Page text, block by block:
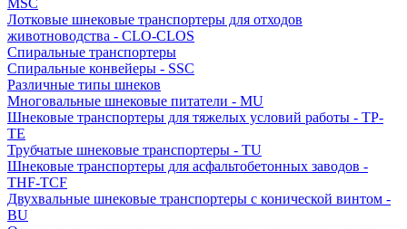
MSC
Лотковые шнековые транспортеры для отходов
животноводства - CLO-CLOS
Спиральные транспортеры
Спиральные конвейеры - SSC
Различные типы шнеков
Многовальные шнековые питатели - MU
Шнековые транспортеры для тяжелых условий работы - TP-
TE
Трубчатые шнековые транспортеры - TU
Шнековые транспортеры для асфальтобетонных заводов -
THF-TCF
Двухвальные шнековые транспортеры с конической винтом -
BU